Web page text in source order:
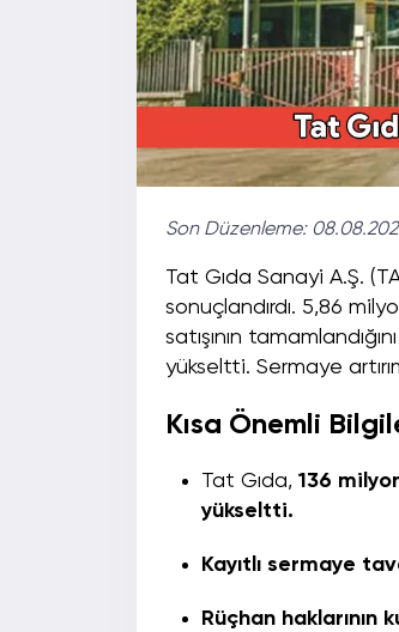
Son Düzenleme:
Tat Gıda Sanayi A.Ş.
sonuçlandırdı. 5,86
satışının
yükseltti. Sermaye
Kısa Önemli
Tat Gıda, 136
yükseltti.
Kayıtlı sermaye
Rüçhan haklarının